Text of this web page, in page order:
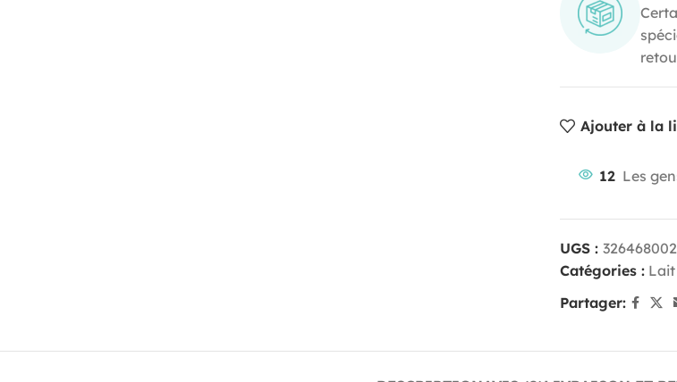
Ajouter à la
12 Les
UGS :
Catégories : Lait
Partager: